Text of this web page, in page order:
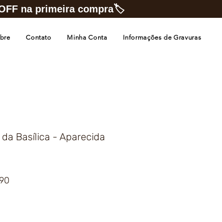
Contato Minha Conta Informações de Gravuras
OFF na primeira compra🏷️
Basílica - Aparecida